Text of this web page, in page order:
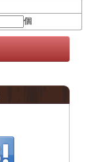
個